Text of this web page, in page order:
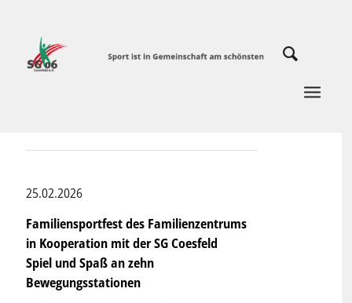
25.02.2026
Familiensportfest des Familienzentrums
in Kooperation mit der SG Coesfeld
Spiel und Spaß an zehn
Bewegungsstationen